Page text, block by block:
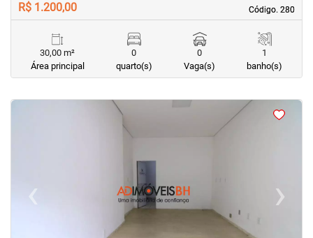
Código. 280
Código. 280
R$ 1.200,00
30,00 m²
Área principal
0
quarto(s)
0
Vaga(s)
1
banho(s)
‹ ›Next